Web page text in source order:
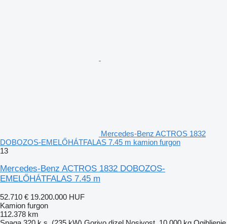
Mercedes-Benz ACTROS 1832
DOBOZOS-EMELŐHÁTFALAS 7.45 m kamion furgon
13
Mercedes-Benz ACTROS 1832 DOBOZOS-
EMELŐHÁTFALAS 7.45 m
52.710 € 19.200.000 HUF
Kamion furgon
112.378 km